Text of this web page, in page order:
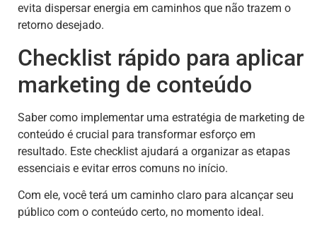
evita dispersar energia em caminhos que não trazem o
retorno desejado.
Checklist rápido para aplicar
marketing de conteúdo
Saber como implementar uma estratégia de marketing de
conteúdo é crucial para transformar esforço em
resultado. Este checklist ajudará a organizar as etapas
essenciais e evitar erros comuns no início.
Com ele, você terá um caminho claro para alcançar seu
público com o conteúdo certo, no momento ideal.